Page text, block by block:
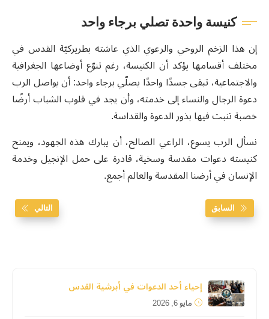
كنيسة واحدة تصلي برجاء واحد
إن هذا الزخم الروحي والرعوي الذي عاشته بطريركيّة القدس في
مختلف أقسامها يؤكد أن الكنيسة، رغم تنوّع أوضاعها الجغرافية
والاجتماعية، تبقى جسدًا واحدًا يصلّي برجاء واحد: أن يواصل الرب
دعوة الرجال والنساء إلى خدمته، وأن يجد في قلوب الشباب أرضًا
خصبة تنبت فيها بذور الدعوة والقداسة.
نسأل الرب يسوع، الراعي الصالح، أن يبارك هذه الجهود، ويمنح
كنيسته دعوات مقدسة وسخية، قادرة على حمل الإنجيل وخدمة
الإنسان في أرضنا المقدسة والعالم أجمع.
السابق التالي
إحياء أحد الدعوات في أبرشية القدس
مايو 6, 2026